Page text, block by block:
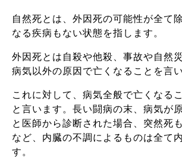
自然死とは、外因死の可能性が全て
なる疾病もない状態を指します。
外因死とは自殺や他殺、事故や自然
病気以外の原因で亡くなることを言い
これに対して、病気全般で亡くなる
と言います。長い闘病の末、病気が
と医師から診断された場合、突然死
など、内臓の不調によるものは全て
す。